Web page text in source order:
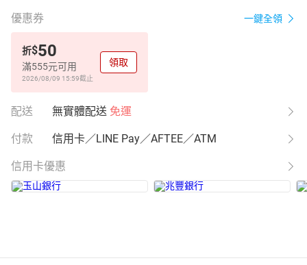
優惠券 一鍵全領
折$50
滿555元可用
2026/08/09 15:59截止
領取
配送 無實體配送 免運
付款 信用卡／LINE Pay／AFTEE／ATM
信用卡優惠